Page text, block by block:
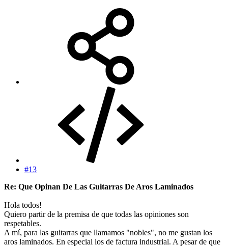
#13
Re: Que Opinan De Las Guitarras De Aros Laminados
Hola todos!
Quiero partir de la premisa de que todas las opiniones son
respetables.
A mí, para las guitarras que llamamos "nobles", no me gustan los
aros laminados. En especial los de factura industrial. A pesar de que